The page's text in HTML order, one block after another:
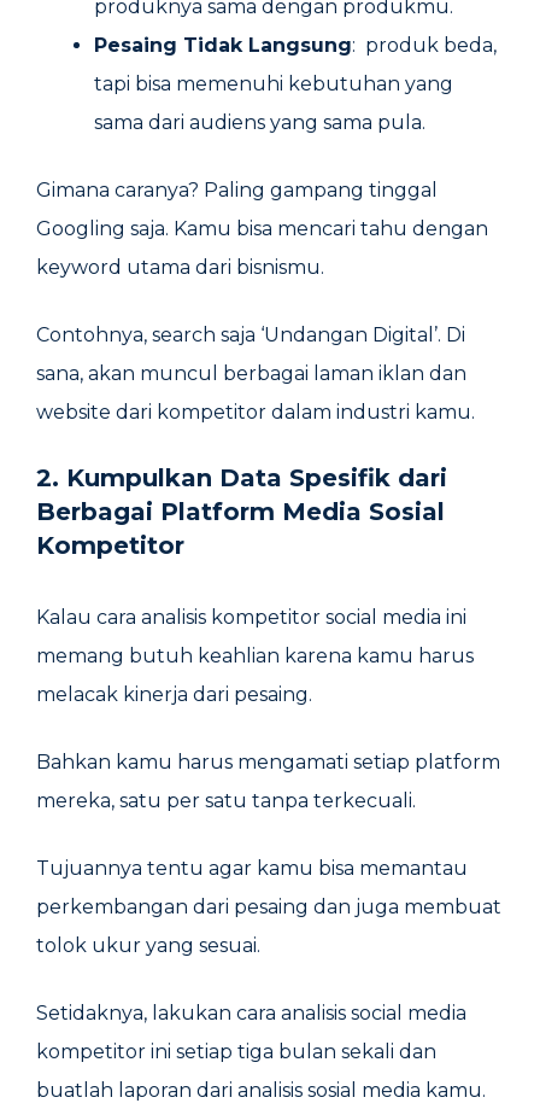
produknya sama dengan produkmu.
Pesaing Tidak Langsung: produk beda,
tapi bisa memenuhi kebutuhan yang
sama dari audiens yang sama pula.
Gimana caranya? Paling gampang tinggal
Googling saja. Kamu bisa mencari tahu dengan
keyword utama dari bisnismu.
Contohnya, search saja ‘Undangan Digital’. Di
sana, akan muncul berbagai laman iklan dan
website dari kompetitor dalam industri kamu.
2. Kumpulkan Data Spesifik dari
Berbagai Platform Media Sosial
Kompetitor
Kalau cara analisis kompetitor social media ini
memang butuh keahlian karena kamu harus
melacak kinerja dari pesaing.
Bahkan kamu harus mengamati setiap platform
mereka, satu per satu tanpa terkecuali.
Tujuannya tentu agar kamu bisa memantau
perkembangan dari pesaing dan juga membuat
tolok ukur yang sesuai.
Setidaknya, lakukan cara analisis social media
kompetitor ini setiap tiga bulan sekali dan
buatlah laporan dari analisis sosial media kamu.